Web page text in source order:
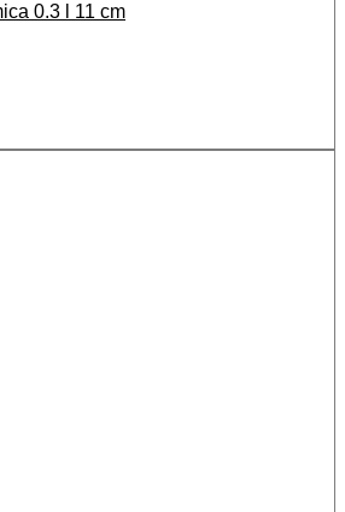
0.3 l 11 cm